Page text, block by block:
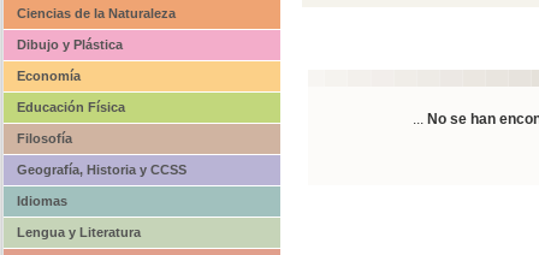
Ciencias de la Naturaleza
Dibujo y Plástica
Economía
Educación Física
Filosofía
Geografía, Historia y CCSS
Idiomas
Lengua y Literatura
... No se han